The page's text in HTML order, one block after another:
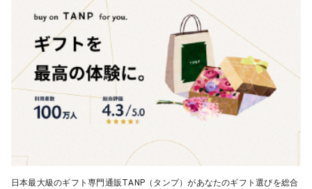
日本最大級のギフト専門通販TANP（タンプ）があなたのギフト選びを総合